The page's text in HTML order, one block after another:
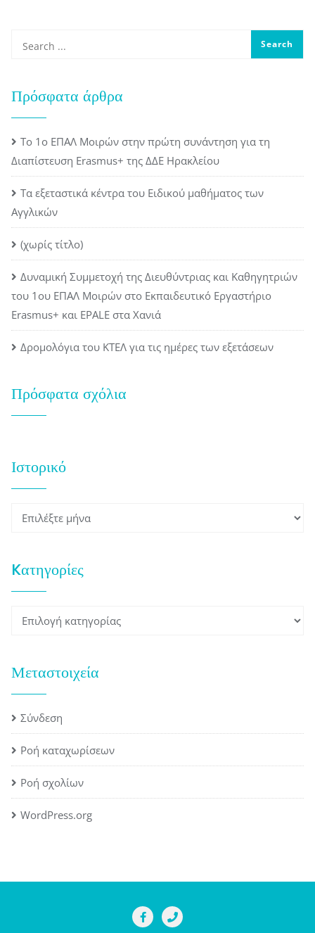
Πρόσφατα άρθρα
Το 1ο ΕΠΑΛ Μοιρών στην πρώτη συνάντηση για τη
Διαπίστευση Erasmus+ της ΔΔΕ Ηρακλείου
Τα εξεταστικά κέντρα του Ειδικού μαθήματος των
Αγγλικών
(χωρίς τίτλο)
Δυναμική Συμμετοχή της Διευθύντριας και Καθηγητριών
του 1ου ΕΠΑΛ Μοιρών στο Εκπαιδευτικό Εργαστήριο
Erasmus+ και EPALE στα Χανιά
Δρομολόγια του ΚΤΕΛ για τις ημέρες των εξετάσεων
Πρόσφατα σχόλια
Ιστορικό
Ιστορικό
Kατηγορίες
Kατηγορίες
Μεταστοιχεία
Σύνδεση
Ροή καταχωρίσεων
Ροή σχολίων
WordPress.org